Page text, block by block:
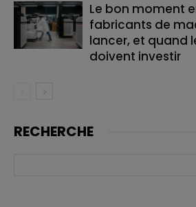
Le bon moment
fabricants de
lancer, et quand
doivent investir
RECHERCHE